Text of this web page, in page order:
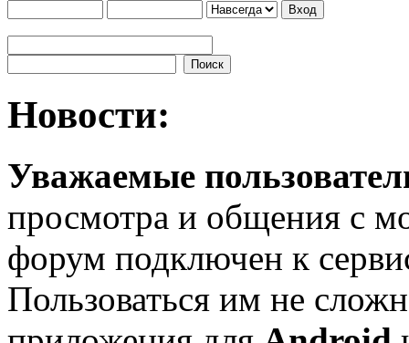
Новости:
Уважаемые
просмотра и общения с
форум подключен к
Пользоваться им не